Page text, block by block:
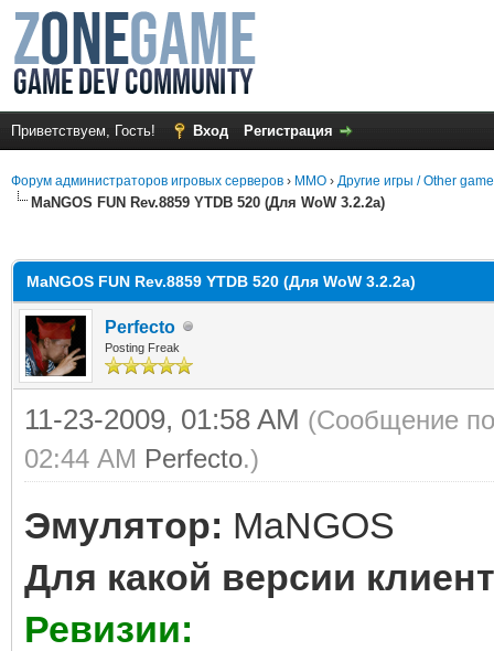
Приветствуем, Гость! Вход Регистрация
Форум администраторов игровых серверов › MMO › Другие игры / Other
MaNGOS FUN Rev.8859 YTDB 520 (Для WoW 3.2.2a)
MaNGOS FUN Rev.8859 YTDB 520 (Для WoW 3.2.2a)
Perfecto
Posting Freak
11-23-2009, 01:58 AM (Сообщение
02:44 AM Perfecto.)
Эмулятор: MaNGOS
Для какой версии
Ревизии: